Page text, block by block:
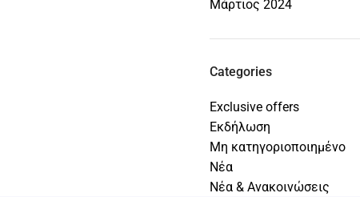
Μάρτιος 2024
Categories
Exclusive offers
Εκδήλωση
Μη κατηγοριοποιημένο
Νέα
Νέα & Ανακοινώσεις